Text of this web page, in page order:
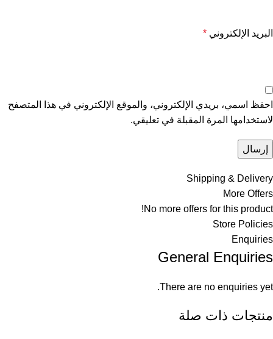
البريد الإلكتروني *
احفظ اسمي، بريدي الإلكتروني، والموقع الإلكتروني في هذا المتصفح
لاستخدامها المرة المقبلة في تعليقي.
Shipping & Delivery
More Offers
No more offers for this product!
Store Policies
Enquiries
General Enquiries
There are no enquiries yet.
منتجات ذات صلة